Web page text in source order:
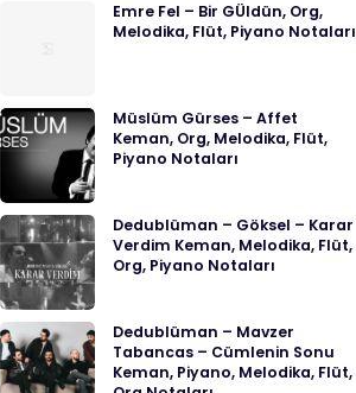
Emre Fel – Bir GÜldün, Org,
Melodika, Flüt, Piyano Notaları
Müslüm Gürses – Affet
Keman, Org, Melodika, Flüt,
Piyano Notaları
Dedublüman – Göksel – Karar
Verdim Keman, Melodika, Flüt,
Org, Piyano Notaları
Dedublüman – Mavzer
Tabancas – Cümlenin Sonu
Keman, Piyano, Melodika, Flüt,